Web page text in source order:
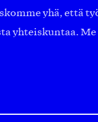
yhä, että
yhteiskuntaa.